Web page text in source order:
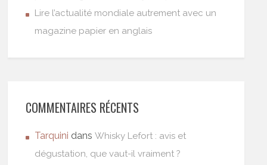
Lire l’actualité mondiale autrement avec un
magazine papier en anglais
COMMENTAIRES RÉCENTS
Tarquini dansWhisky Lefort : avis et
dégustation, que vaut-il vraiment ?